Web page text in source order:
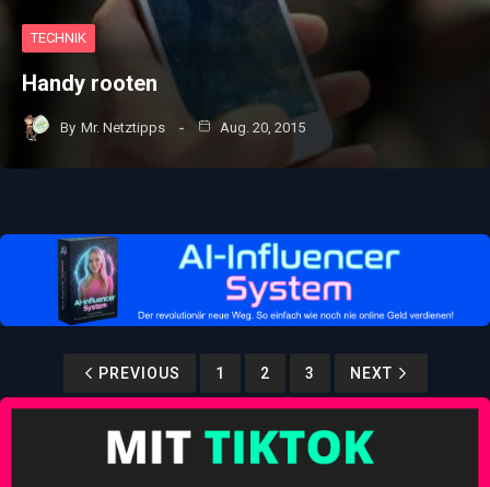
TECHNIK
Handy rooten
By Mr. Netztipps Aug. 20, 2015
PREVIOUS 1 2 3 NEXT